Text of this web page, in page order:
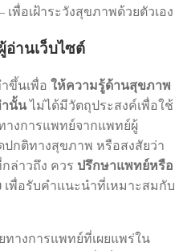
เพื่อเฝ้าระวังสุขภาพด้วยตัวเอง
านเว็บไซต์
ขึ้นเพื่อ ให้ความรู้ด้านสุขภาพ
านั้นไม่ได้มีวัตถุประสงค์เพื่อใช้
งการแพทย์จากแพทย์ผู้
กติทางสุขภาพ หรือสงสัยว่า
ล่าวถึง ควร ปรึกษาแพทย์หรือ
เพื่อรับคำแนะนำที่เหมาะสมกับ
ทางการแพทย์ที่เผยแพร่ใน